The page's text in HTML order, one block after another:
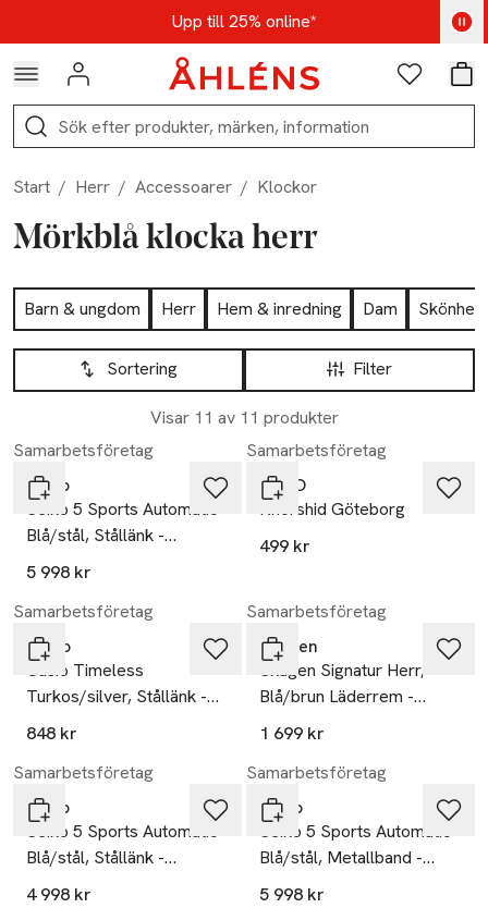
Hoppa till navigationsmenynUpp till 25% online*
Kod: AUG25 - Shoppa nu
Logga in Favoriter
Sök
Start / Herr / Accessoarer / Klockor
Mörkblå klocka herr
Hoppa till produktsidan
Barn & ungdom Herr Hem & inredning Dam
Skönhet
Hoppa till produktsidan
Filter
Sortering
Visar 11 av 11 produkter
Lista över produkter
Samarbetsföretag
Seiko
Seiko 5 Sports Automatic
Blå/stål, Stållänk -
Ssk003k1
5 998 kr
Samarbetsföretag
CHPO
Khorshid Göteborg
499 kr
Samarbetsföretag
Casio
Casio Timeless
Turkos/silver, Stållänk -
Mtp-1302pd-2avef
848 kr
Samarbetsföretag
Skagen
Skagen Signatur Herr,
Blå/brun Läderrem -
Skw6355
1 699 kr
Samarbetsföretag
Seiko
Seiko 5 Sports Automatic
Blå/stål, Stållänk -
Srpk97k1
4 998 kr
Samarbetsföretag
Seiko
Seiko 5 Sports Automatic
Blå/stål, Metallband -
Srpl83k1
5 998 kr